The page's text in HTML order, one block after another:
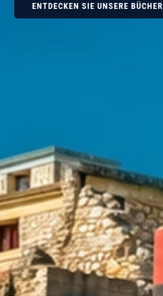
ENTDECKEN SIE UNSERE BÜCHER